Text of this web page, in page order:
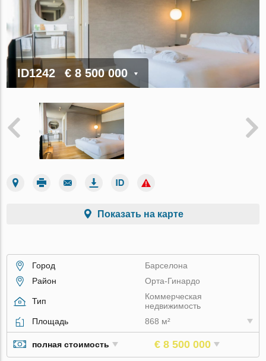
ID1242 € 8 500 000
Показать на карте
Город
Барселона
Район
Орта-Гинардо
Тип
Коммерческая
недвижимость
Площадь
868 м²
полная стоимость € 8 500 000